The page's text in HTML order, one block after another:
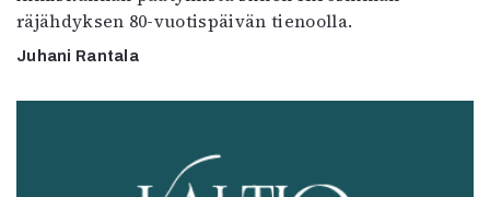
räjähdyksen 80-vuotispäivän tienoolla.
Juhani Rantala